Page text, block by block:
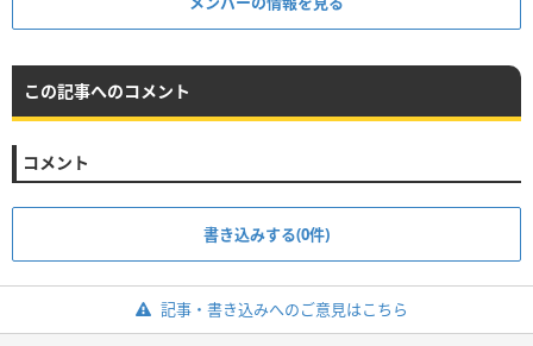
この記事へのコメント
コメント
書き込みする(0件)
記事・書き込みへのご意見はこちら